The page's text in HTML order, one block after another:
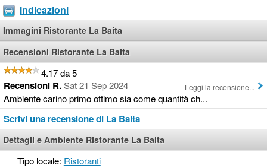
Indicazioni
Immagini Ristorante La Baita
Recensioni Ristorante La Baita
4.17 da 5
Recensioni R.Sat 21 Sep 2024
Ambiente carino primo ottimo sia come quantità ch...
Leggi la recensione...
Scrivi una recensione di La Baita
Dettagli e Ambiente Ristorante La Baita
Tipo locale: Ristoranti